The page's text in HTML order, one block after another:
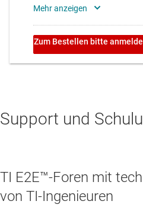
Support und
TI E2E™-Foren mit
von TI-Ingenieuren